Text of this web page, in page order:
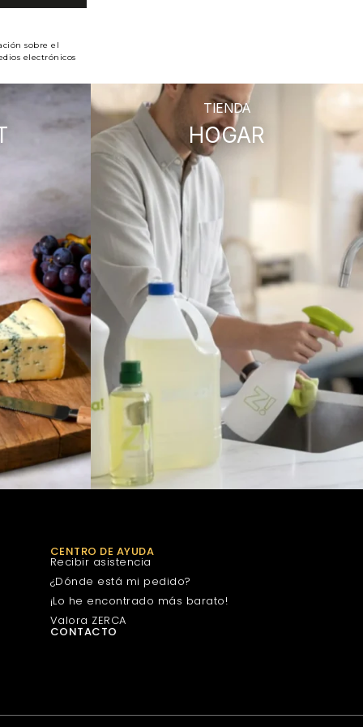
sobre el
electrónicos
TIENDA
HOGAR
CENTRO DE AYUDA
Recibir asistencia
¿Dónde está mi pedido?
¡Lo he encontrado más barato!
Valora ZERCA
CONTACTO